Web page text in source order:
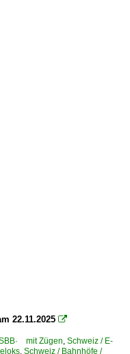
22.11.2025 
mit Zügen Schweiz / E-
Schweiz / Bahnhöfe /